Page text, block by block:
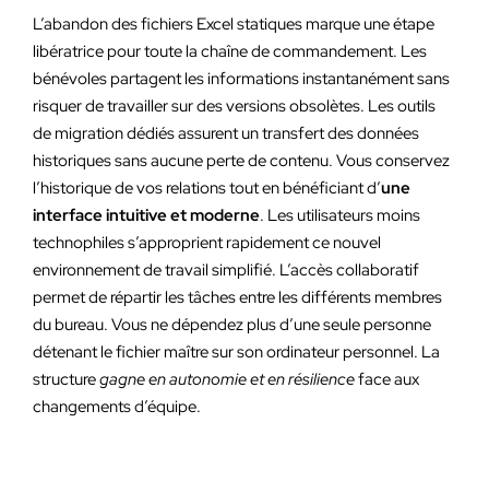
L’abandon des fichiers Excel statiques marque une étape
libératrice pour toute la chaîne de commandement. Les
bénévoles partagent les informations instantanément sans
risquer de travailler sur des versions obsolètes. Les outils
de migration dédiés assurent un transfert des données
historiques sans aucune perte de contenu. Vous conservez
l’historique de vos relations tout en bénéficiant d’une
interface intuitive et moderne. Les utilisateurs moins
technophiles s’approprient rapidement ce nouvel
environnement de travail simplifié. L’accès collaboratif
permet de répartir les tâches entre les différents membres
du bureau. Vous ne dépendez plus d’une seule personne
détenant le fichier maître sur son ordinateur personnel. La
structuregagne en autonomie et en résilienceface aux
changements d’équipe.